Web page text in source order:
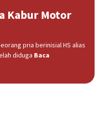
Kabur Motor
pria berinisial HS alias
diduga Baca